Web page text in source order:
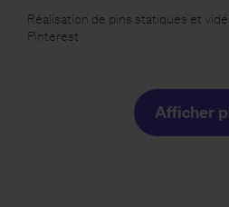
Réalisation de pins statiques et
Pinterest
Afficher